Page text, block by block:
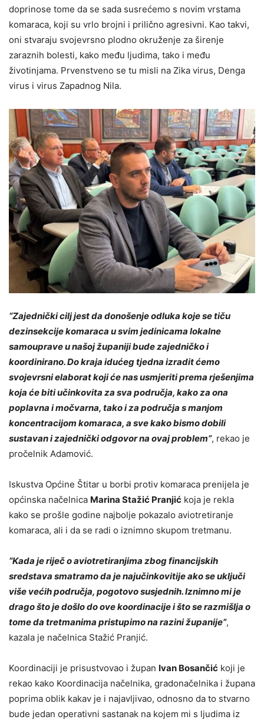
doprinose tome da se sada susrećemo s novim vrstama
komaraca, koji su vrlo brojni i prilično agresivni. Kao takvi,
oni stvaraju svojevrsno plodno okruženje za širenje
zaraznih bolesti, kako među ljudima, tako i među
životinjama. Prvenstveno se tu misli na ​Zika virus, ​Denga
virus i virus Zapadnog Nila.
“Zajednički cilj jest da donošenje odluka koje se tiču
dezinsekcije komaraca u svim jedinicama lokalne
samouprave u našoj županiji bude zajedničko i
koordinirano. Do kraja idućeg tjedna izradit ćemo
svojevrsni elaborat koji će nas usmjeriti prema rješenjima
koja će biti učinkovita za sva područja, kako za ona
poplavna i močvarna, tako i za područja s manjom
koncentracijom komaraca, a sve kako bismo dobili
sustavan i zajednički odgovor na ovaj problem”, rekao je
pročelnik Adamović.
Iskustva Općine Štitar u borbi protiv komaraca prenijela je
općinska načelnica Marina Stažić Pranjić koja je rekla
kako se prošle godine najbolje pokazalo aviotretiranje
komaraca, ali i da se radi o iznimno skupom tretmanu.
“Kada je riječ o aviotretiranjima zbog financijskih
sredstava smatramo da je najučinkovitije ako se uključi
više većih područja, pogotovo susjednih. Iznimno mi je
drago što je došlo do ove koordinacije i što se razmišlja o
tome da tretmanima pristupimo na razini županije”,
kazala je načelnica Stažić Pranjić.
Koordinaciji je prisustvovao i župan Ivan Bosančić koji je
rekao kako Koordinacija načelnika, gradonačelnika i župana
poprima oblik kakav je i najavljivao, odnosno da to stvarno
bude jedan operativni sastanak na kojem mi s ljudima iz